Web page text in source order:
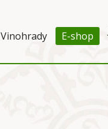
Vinohrady E-shop